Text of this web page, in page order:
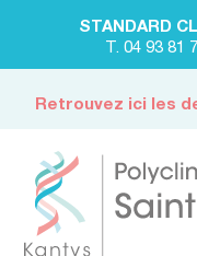
STANDARD
T. 04 93 81
Retrouvez ici les